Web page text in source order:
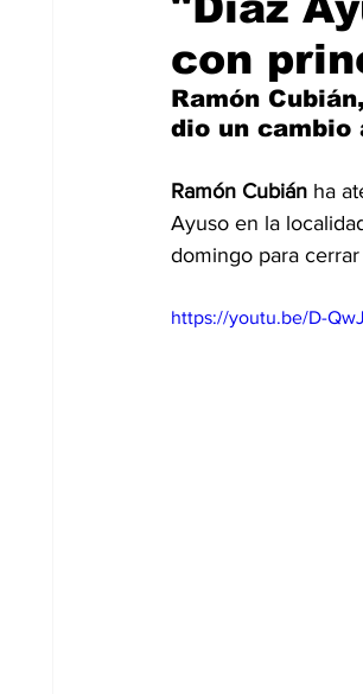
La verdad detrás de la
con
Ramón
dio un cambio
Ramón Cubián ha
Ayuso en la
domingo para
https://youtu.be/D-